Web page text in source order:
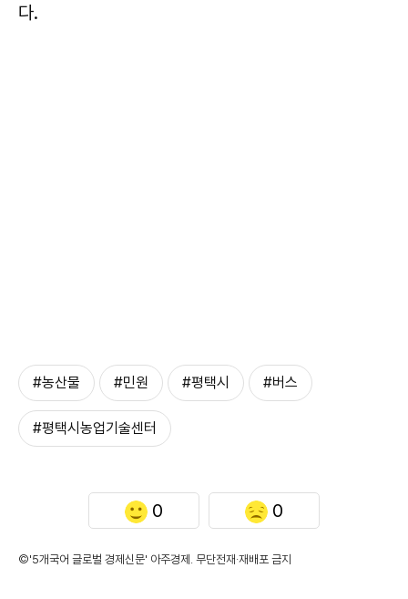
다.
#농산물 #민원 #평택시 #버스
#평택시농업기술센터
0 0
©'5개국어 글로벌 경제신문' 아주경제. 무단전재·재배포 금지